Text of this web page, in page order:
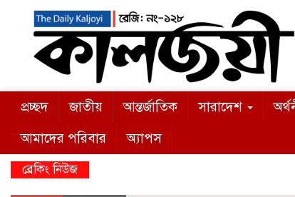
প্রচ্ছদ জাতীয় আন্তর্জাতিক সারাদেশ
আমাদের পরিবার
অ্যাপস
ব্রেকিং নিউজ